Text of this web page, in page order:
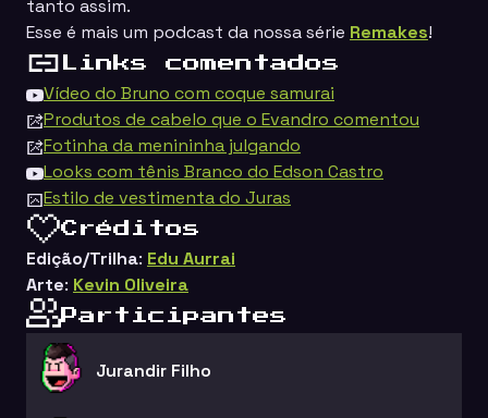
tanto assim.
Esse é mais um podcast da nossa série ⁠ Remakes!
Links comentados
Vídeo do Bruno com coque samurai
Produtos de cabelo que o Evandro comentou
Fotinha da menininha julgando
Looks com tênis Branco do Edson Castro
Estilo de vestimenta do Juras
Créditos
Edição/Trilha: Edu Aurrai
Arte: Kevin Oliveira
Participantes
Jurandir Filho